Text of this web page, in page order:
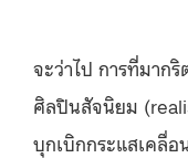
จะว่าไป การที่มาก
ศิลปินสัจนิยม
บุกเบิกกระแสเคลื่